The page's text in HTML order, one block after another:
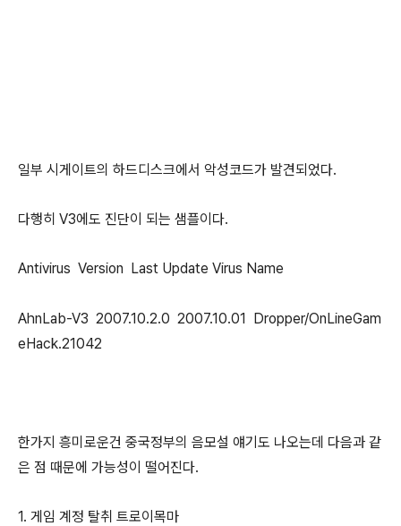
일부 시게이트의 하드디스크에서 악성코드가 발견되었다.
다행히 V3에도 진단이 되는 샘플이다.
Antivirus Version Last Update Virus Name
AhnLab-V3 2007.10.2.0 2007.10.01 Dropper/OnLineGam
eHack.21042
한가지 흥미로운건 중국정부의 음모설 얘기도 나오는데 다음과 같
은 점 때문에 가능성이 떨어진다.
1. 게임 계정 탈취 트로이목마